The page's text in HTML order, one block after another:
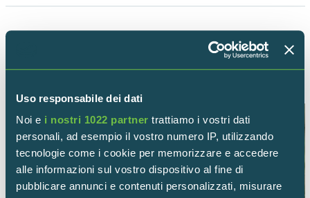
Uso responsabile dei dati
Noi e i nostri 1022 partner trattiamo i vostri dati
personali, ad esempio il vostro numero IP, utilizzando
tecnologie come i cookie per memorizzare e accedere
alle informazioni sul vostro dispositivo al fine di
pubblicare annunci e contenuti personalizzati, misurare